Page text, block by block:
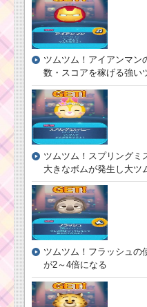
ツムツム！アイアンマン
数・スコアを稼げる強い
ツムツム！スプリングミ
大きなボムが発生し大ツ
ツムツム！フラッシュの
が2～4倍になる